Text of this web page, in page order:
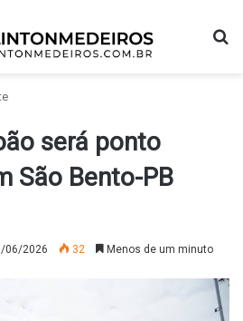
será ponto
São Bento-PB
06/2026 32 Menos de um minuto